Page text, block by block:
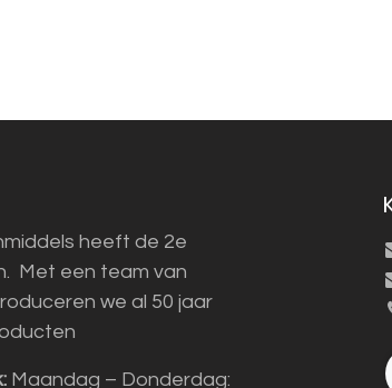
heeft de 2e
Met een team van
we al 50 jaar
Maandag – Donderdag: